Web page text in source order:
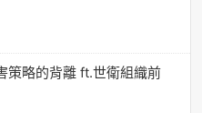
策略的背離 ft.世衛組織前